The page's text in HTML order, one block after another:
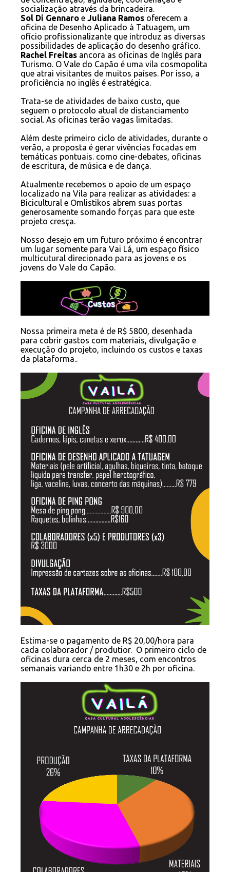
socialização através da brincadeira.
Sol Di Gennaro e Juliana Ramos oferecem a
oficina de Desenho Aplicado à Tatuagem, um
ofício profissionalizante que introduz as diversas
possibilidades de aplicação do desenho gráfico.
Rachel Freitas ancora as oficinas de Inglês para
Turismo. O Vale do Capão é uma vila cosmopolita
que atrai visitantes de muitos países. Por isso, a
proficiência no inglês é estratégica.
Trata-se de atividades de baixo custo, que
seguem o protocolo atual de distanciamento
social. As oficinas terão vagas limitadas.
Além deste primeiro ciclo de atividades, durante o
verão, a proposta é gerar vivências focadas em
temáticas pontuais. como cine-debates, oficinas
de escritura, de música e de dança.
Atualmente recebemos o apoio de um espaço
localizado na Vila para realizar as atividades: a
Bicicultural e Omlistikos abrem suas portas
generosamente somando forças para que este
projeto cresça.
Nosso desejo em um futuro próximo é encontrar
um lugar somente para Vai Lá, um espaço físico
multicutural direcionado para as jovens e os
jovens do Vale do Capão.
Nossa primeira meta é de R$ 5800, desenhada
para cobrir gastos com materiais, divulgação e
execução do projeto, incluindo os custos e taxas
da plataforma..
Estima-se o pagamento de R$ 20,00/hora para
cada colaborador / produtior. O primeiro ciclo de
oficinas dura cerca de 2 meses, com encontros
semanais variando entre 1h30 e 2h por oficina.